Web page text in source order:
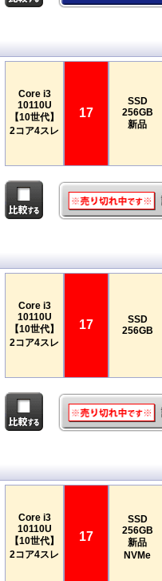
Core i3
10110U
【10世代】
2コア4スレ
17
SSD
256GB
新品
Core i3
10110U
【10世代】
2コア4スレ
17
SSD
256GB
Core i3
10110U
【10世代】
2コア4スレ
17
SSD
256GB
新品
NVMe